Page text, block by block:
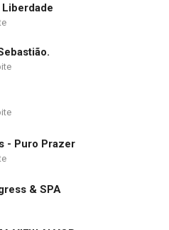
Liberdade
- Puro Prazer
& SPA